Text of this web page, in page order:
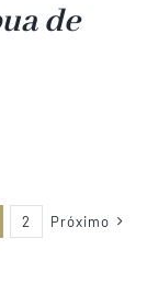
de
2 Próximo